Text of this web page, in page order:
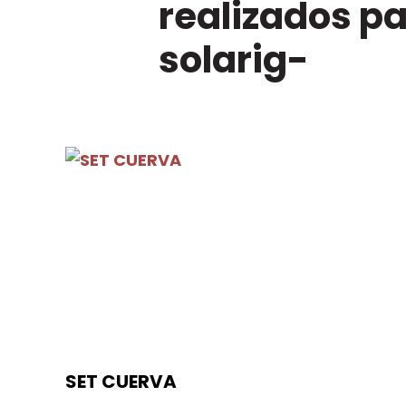
realizados
solarig-
SET CUERVA